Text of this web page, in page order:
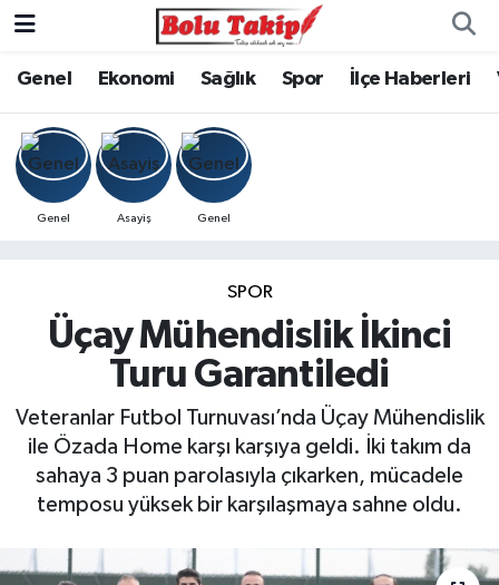
Genel Ekonomi Sağlık Spor İlçe Haberleri
Genel Asayiş Genel
SPOR
Üçay Mühendislik İkinci
Turu Garantiledi
Veteranlar Futbol Turnuvası’nda Üçay Mühendislik
ile Özada Home karşı karşıya geldi. İki takım da
sahaya 3 puan parolasıyla çıkarken, mücadele
temposu yüksek bir karşılaşmaya sahne oldu.